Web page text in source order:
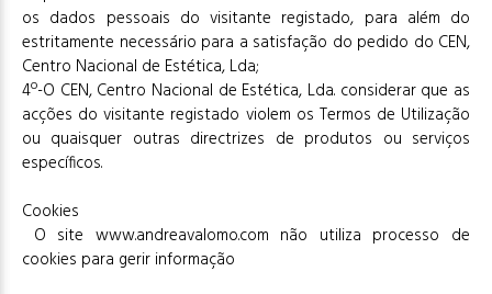
os dados pessoais do visitante registado, para além do
estritamente necessário para a satisfação do pedido do CEN,
Centro Nacional de Estética, Lda;
4º-O CEN, Centro Nacional de Estética, Lda. considerar que as
acções do visitante registado violem os Termos de Utilização
ou quaisquer outras directrizes de produtos ou serviços
específicos.
Cookies
O site www.andreavalomo.com não utiliza processo de
cookies para gerir informação